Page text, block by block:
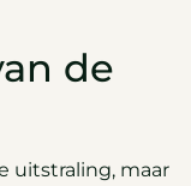
de
uitstraling, maar